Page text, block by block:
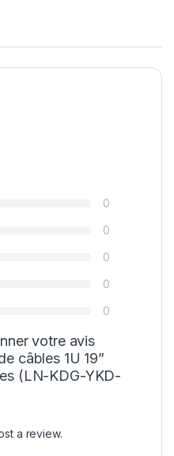
0
0
0
0
0
votre avis
câbles 1U 19”
(LN-KDG-YKD-
a review.